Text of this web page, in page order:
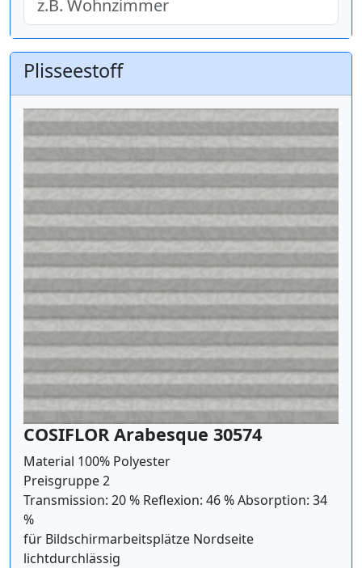
Plisseestoff
COSIFLOR Arabesque 30574
Material 100% Polyester
Preisgruppe 2
Transmission: 20 % Reflexion: 46 % Absorption: 34
%
für Bildschirmarbeitsplätze Nordseite
lichtdurchlässig